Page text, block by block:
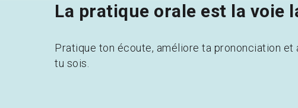
La pratique orale est la voie
Pratique ton écoute, améliore ta prononciation
tu sois.